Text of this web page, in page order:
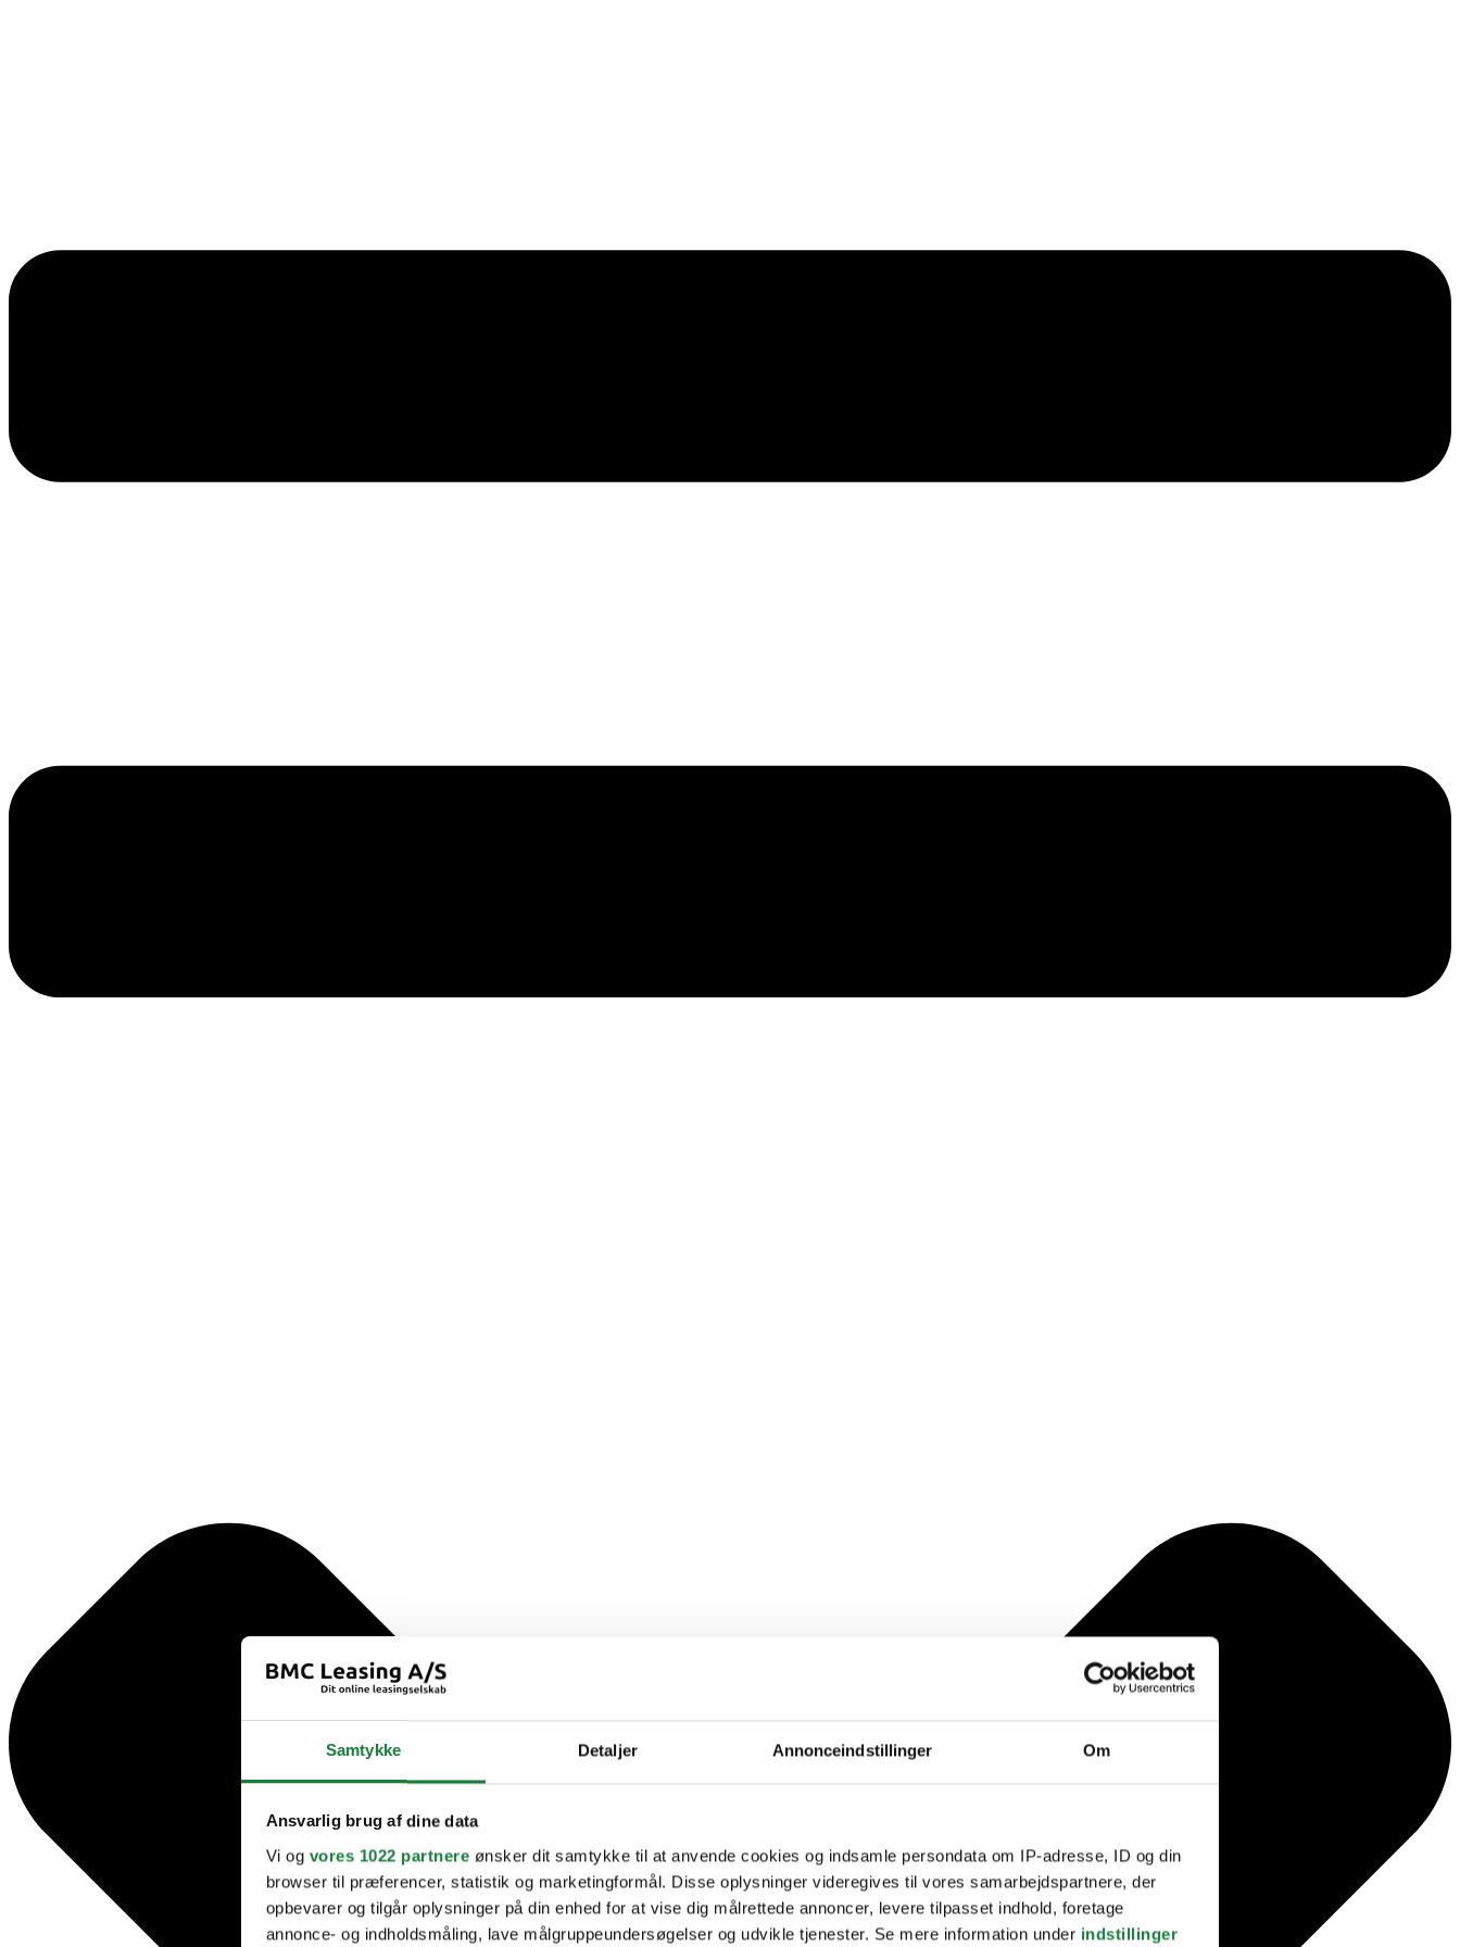
Samtykke Detaljer Annonceindstillinger Om
Ansvarlig brug af dine data
Vi og vores 1022 partnere ønsker dit samtykke til at anvende cookies og indsamle persondata om IP-adresse, ID og din
browser til præferencer, statistik og marketingformål. Disse oplysninger videregives til vores samarbejdspartnere, der
opbevarer og tilgår oplysninger på din enhed for at vise dig målrettede annoncer, levere tilpasset indhold, foretage
annonce- og indholdsmåling, lave målgruppeundersøgelser og udvikle tjenester. Se mere information under indstillinger